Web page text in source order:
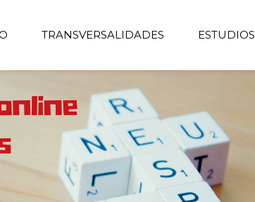
TRANSVERSALIDADES ESTUDIOS